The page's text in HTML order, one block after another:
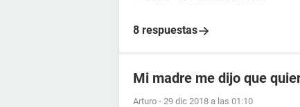
8 respuestas
Mi madre me dijo que
Arturo - 29 dic 2018 a las 01:10